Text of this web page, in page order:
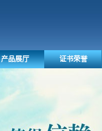
产品展厅 证书荣誉